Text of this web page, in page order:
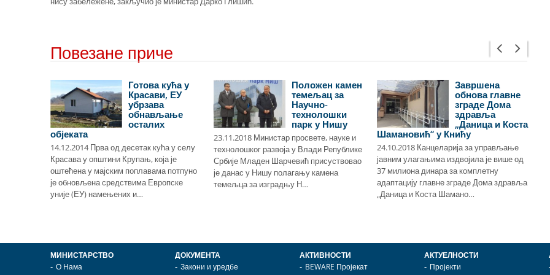
Повезане приче
Готова кућа у
Красави, ЕУ
убрзава
обнављање
осталих
објеката
14.12.2014 Прва од десетак кућа у селу
Красава у општини Крупањ, која је
оштећена у мајским поплавама потпуно
је обновљена средствима Европске
уније (ЕУ) намењених и…
Положен камен
темељац за
Научно-
технолошки
парк у Нишу
23.11.2018 Министар просвете, науке и
технолошког развоја у Влади Републике
Србије Младен Шарчевић присуствовао
је данас у Нишу полагању камена
темељца за изградњу Н…
Завршена
обнова главне
зграде Дома
здравља
„Даница и Коста
Шамановић“ у Книћу
24.10.2018 Канцеларија за управљање
јавним улагањима издвојила је више од
37 милиона динара за комплетну
адаптацију главне зграде Дома здравља
„Даница и Коста Шамано…
МИНИСТАРСТВО
О Нама
ДОКУМЕНТА
Закони и уредбе
АКТИВНОСТИ
BEWARE Пројекат
АКТУЕЛНОСТИ
Пројекти